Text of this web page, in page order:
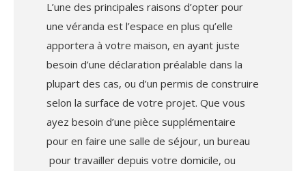
L’une des principales raisons d’opter pour
une véranda est l’espace en plus qu’elle
apportera à votre maison, en ayant juste
besoin d’une déclaration préalable dans la
plupart des cas, ou d’un permis de construire
selon la surface de votre projet. Que vous
ayez besoin d’une pièce supplémentaire
pour en faire une salle de séjour, un bureau
pour travailler depuis votre domicile, ou